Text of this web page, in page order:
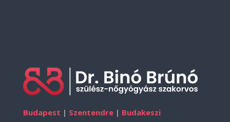
Budapest | Szentendre | Budakeszi